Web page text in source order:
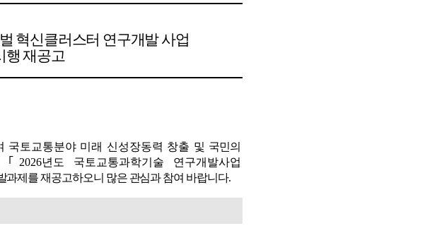
혁신클러스터 연구개발 사업
행 재공고
국토교통분야 미래 신성장동력 창출 및 국민의
｢ 2026년도 국토교통과학기술 연구개발사업
과제를 재공고하오니 많은 관심과 참여 바랍니다.